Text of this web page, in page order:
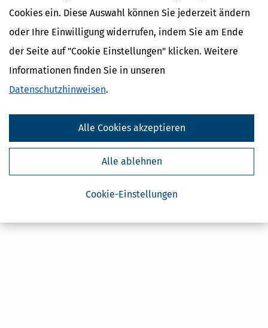
Cookies ein. Diese Auswahl können Sie jederzeit ändern
oder Ihre Einwilligung widerrufen, indem Sie am Ende
der Seite auf "Cookie Einstellungen" klicken. Weitere
Informationen finden Sie in unseren
Datenschutzhinweisen.
Cookie-Einstellungen
Alle ablehnen
Alle Cookies akzeptieren
Absenden
Steuertipps
Geldtipps
Datenschutzhinweisehabe ich gelesen.
Meine Einwilligung kann ich jederzeit durch
Abbestellung des Newsletters widerrufen.